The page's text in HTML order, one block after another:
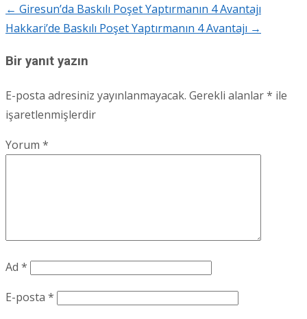
Share
Post
← Giresun’da Baskılı Poşet Yaptırmanın 4 Avantajı
Hakkari’de Baskılı Poşet Yaptırmanın 4 Avantajı →
Bir yanıt yazın
E-posta adresiniz yayınlanmayacak. Gerekli alanlar* ile
işaretlenmişlerdir
Yorum *
Ad *
E-posta *